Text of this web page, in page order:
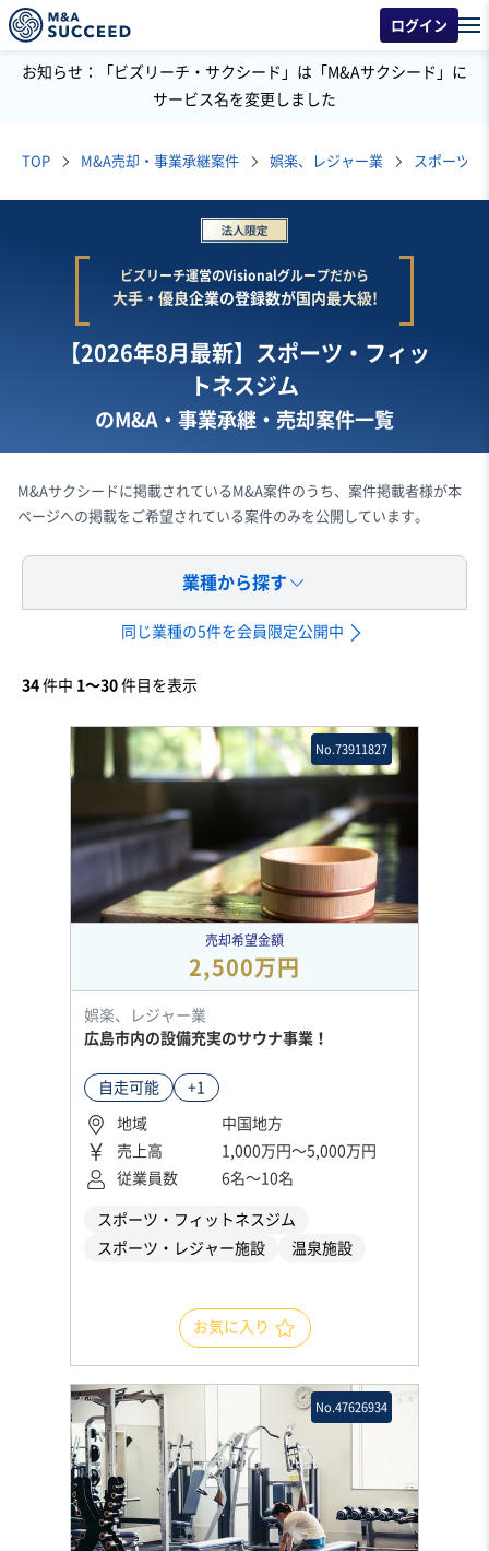
ログイン
お知らせ：「ビズリーチ・サクシード」は「M&Aサクシード」に
サービス名を変更しました
TOP M&A売却・事業承継案件 娯楽、レジャー業 スポーツ
ビズリーチ運営のVisionalグループだから
大手・優良企業の登録数が国内最大級!
【2026年8月最新】スポーツ・フィッ
トネスジム
のM&A・事業承継・売却案件一覧
M&Aサクシードに掲載されているM&A案件のうち、案件掲載者様が本
ページへの掲載をご希望されている案件のみを公開しています。
業種から探す
同じ業種の5件を会員限定公開中
34 件中 1〜30 件目を表示
No.73911827
売却希望金額
2,500万円
娯楽、レジャー業
広島市内の設備充実のサウナ事業！
自走可能 +1
地域
中国地方
売上高
1,000万円〜5,000万円
従業員数
6名〜10名
スポーツ・フィットネスジム
スポーツ・レジャー施設
温泉施設
お気に入り
No.47626934